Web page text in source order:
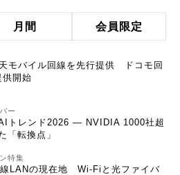
月間 会員限定
モバイル回線を先行提供 ドコモ回
開始
ー
トレンド2026 ― NVIDIA 1000社超
「転換点」
特集
LANの現在地 Wi-Fiと光ファイバ